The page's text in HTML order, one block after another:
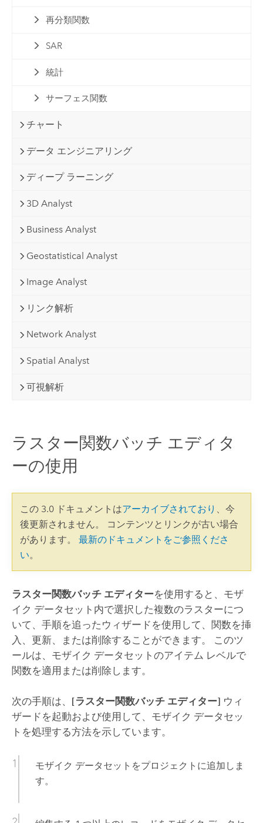
再分類関数
SAR
統計
サーフェス関数
チャート
データ エンジニアリング
ディープ ラーニング
3D Analyst
Business Analyst
Geostatistical Analyst
Image Analyst
リンク解析
Network Analyst
Spatial Analyst
可視解析
ラスター関数バッチ エディタ
ーの使用
この 3.0 ドキュメントはアーカイブされており
、今
後更新されません。 コンテンツとリンクが古い場合
があります。 最新のドキュメントをご参照くださ
い。
ラスター関数バッチ エディターを使用すると、モザ
イク データセット内で選択した複数のラスターにつ
いて、手順を追ったウィザードを使用して、関数を挿
入、更新、または削除することができます。 このツ
ールは、モザイク データセットのアイテム レベルで
関数を適用または削除します。
次の手順は、 [ラスター関数バッチ エディター] ウィ
ザードを起動および使用して、モザイク データセッ
トを処理する方法を示しています。
モザイク データセットをプロジェクトに追加しま
す。